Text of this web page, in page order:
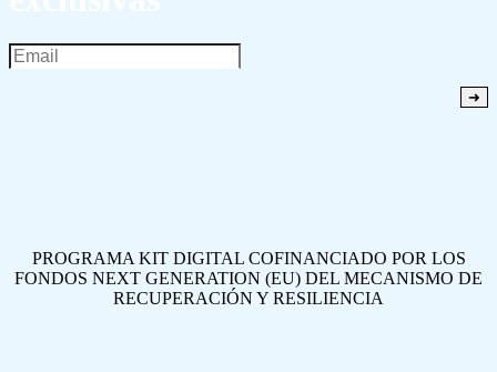
PROGRAMA KIT DIGITAL COFINANCIADO POR LOS
FONDOS NEXT GENERATION (EU) DEL MECANISMO DE
RECUPERACIÓN Y RESILIENCIA